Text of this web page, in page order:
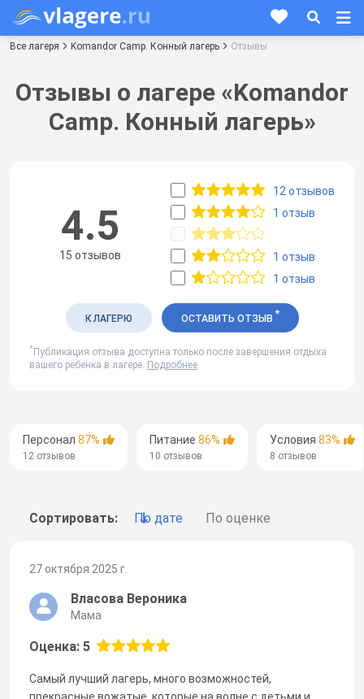
Все лагеря Komandor Camp. Конный лагерь Отзывы
Отзывы о лагере «Komandor
Camp. Конный лагерь»
Персонал 87%
12 отзывов
Питание 86%
10 отзывов
Условия 83%
8 отзывов
Сортировать: По дате По оценке
27 октября 2025 г.
Власова Вероника
Мама
Оценка: 5
Самый лучший лагерь, много возможностей,
прекрасные вожатые, которые на волне с детьми и
4.5
15 отзывов
12 отзывов
1 отзыв
1 отзыв
1 отзыв
К ЛАГЕРЮ ОСТАВИТЬ ОТЗЫВ *
* Публикация отзыва доступна только после завершения отдыха
вашего ребенка в лагере. Подробнее